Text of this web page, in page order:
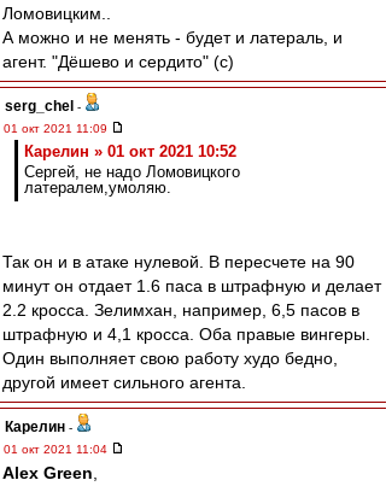
Ломовицким..
А можно и не менять - будет и латераль, и
агент. "Дёшево и сердито" (с)
serg_chel -
01 окт 2021 11:09
Карелин » 01 окт 2021 10:52
Сергей, не надо Ломовицкого
латералем,умоляю.
Так он и в атаке нулевой. В пересчете на 90
минут он отдает 1.6 паса в штрафную и делает
2.2 кросса. Зелимхан, например, 6,5 пасов в
штрафную и 4,1 кросса. Оба правые вингеры.
Один выполняет свою работу худо бедно,
другой имеет сильного агента.
Карелин -
01 окт 2021 11:04
Alex Green